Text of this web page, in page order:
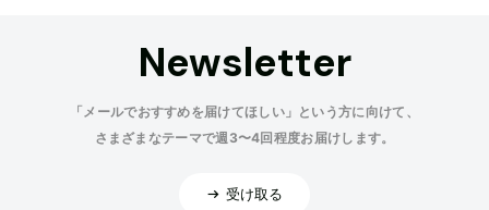
Newsletter
「メールでおすすめを届けてほしい」という方に向けて、
さまざまなテーマで週3〜4回程度お届けします。
受け取る